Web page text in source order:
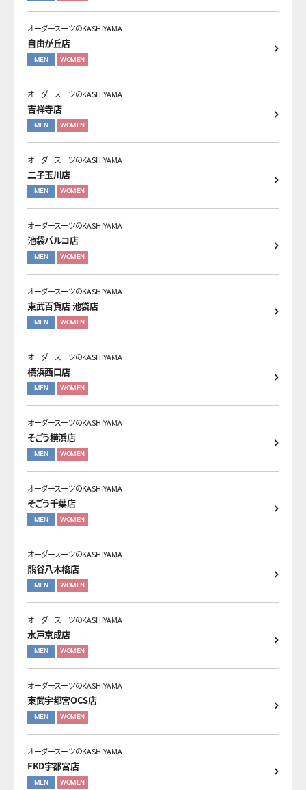
オーダースーツのKASHIYAMA
自由が丘店
MEN WOMEN
オーダースーツのKASHIYAMA
吉祥寺店
MEN WOMEN
オーダースーツのKASHIYAMA
二子玉川店
MEN WOMEN
オーダースーツのKASHIYAMA
池袋パルコ店
MEN WOMEN
オーダースーツのKASHIYAMA
東武百貨店 池袋店
MEN WOMEN
オーダースーツのKASHIYAMA
横浜西口店
MEN WOMEN
オーダースーツのKASHIYAMA
そごう横浜店
MEN WOMEN
オーダースーツのKASHIYAMA
そごう千葉店
MEN WOMEN
オーダースーツのKASHIYAMA
熊谷八木橋店
MEN WOMEN
オーダースーツのKASHIYAMA
水戸京成店
MEN WOMEN
オーダースーツのKASHIYAMA
東武宇都宮OCS店
MEN WOMEN
オーダースーツのKASHIYAMA
FKD宇都宮店
MEN WOMEN